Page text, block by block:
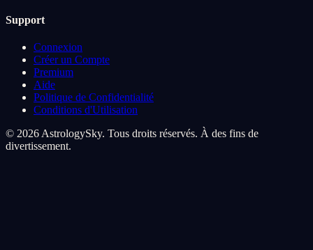
Support
Connexion
Créer un Compte
Premium
Aide
Politique de Confidentialité
Conditions d'Utilisation
© 2026 AstrologySky. Tous droits réservés. À des fins de
divertissement.